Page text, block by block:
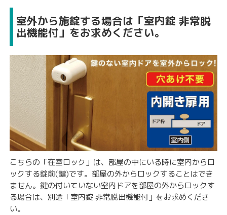
室外から施錠する場合は「室内錠 非常脱
出機能付」をお求めください。
こちらの「在室ロック」は、部屋の中にいる時に室内からロ
ックする錠前(鍵)です。 部屋の外からロックすることはでき
ません。 鍵の付いていない室内ドアを部屋の外からロックす
る場合は、別途「室内錠 非常脱出機能付」をお求めくださ
い。